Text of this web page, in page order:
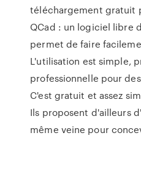
téléchargement gratuit
QCad : un logiciel libre
permet de faire
L'utilisation est simple,
professionnelle pour
C'est gratuit et assez
Ils proposent d'ailleurs
même veine pour